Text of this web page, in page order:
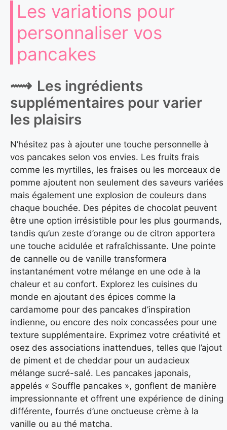
Les variations pour
personnaliser vos
pancakes
Les ingrédients
supplémentaires pour varier
les plaisirs
N’hésitez pas à ajouter une touche personnelle à
vos pancakes selon vos envies. Les fruits frais
comme les myrtilles, les fraises ou les morceaux de
pomme ajoutent non seulement des saveurs variées
mais également une explosion de couleurs dans
chaque bouchée. Des pépites de chocolat peuvent
être une option irrésistible pour les plus gourmands,
tandis qu’un zeste d’orange ou de citron apportera
une touche acidulée et rafraîchissante. Une pointe
de cannelle ou de vanille transformera
instantanément votre mélange en une ode à la
chaleur et au confort. Explorez les cuisines du
monde en ajoutant des épices comme la
cardamome pour des pancakes d’inspiration
indienne, ou encore des noix concassées pour une
texture supplémentaire. Exprimez votre créativité et
osez des associations inattendues, telles que l’ajout
de piment et de cheddar pour un audacieux
mélange sucré-salé. Les pancakes japonais,
appelés « Souffle pancakes », gonflent de manière
impressionnante et offrent une expérience de dining
différente, fourrés d’une onctueuse crème à la
vanille ou au thé matcha.